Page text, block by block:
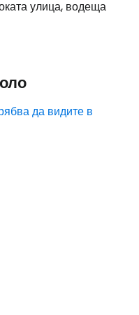
улица, водеща
да видите в